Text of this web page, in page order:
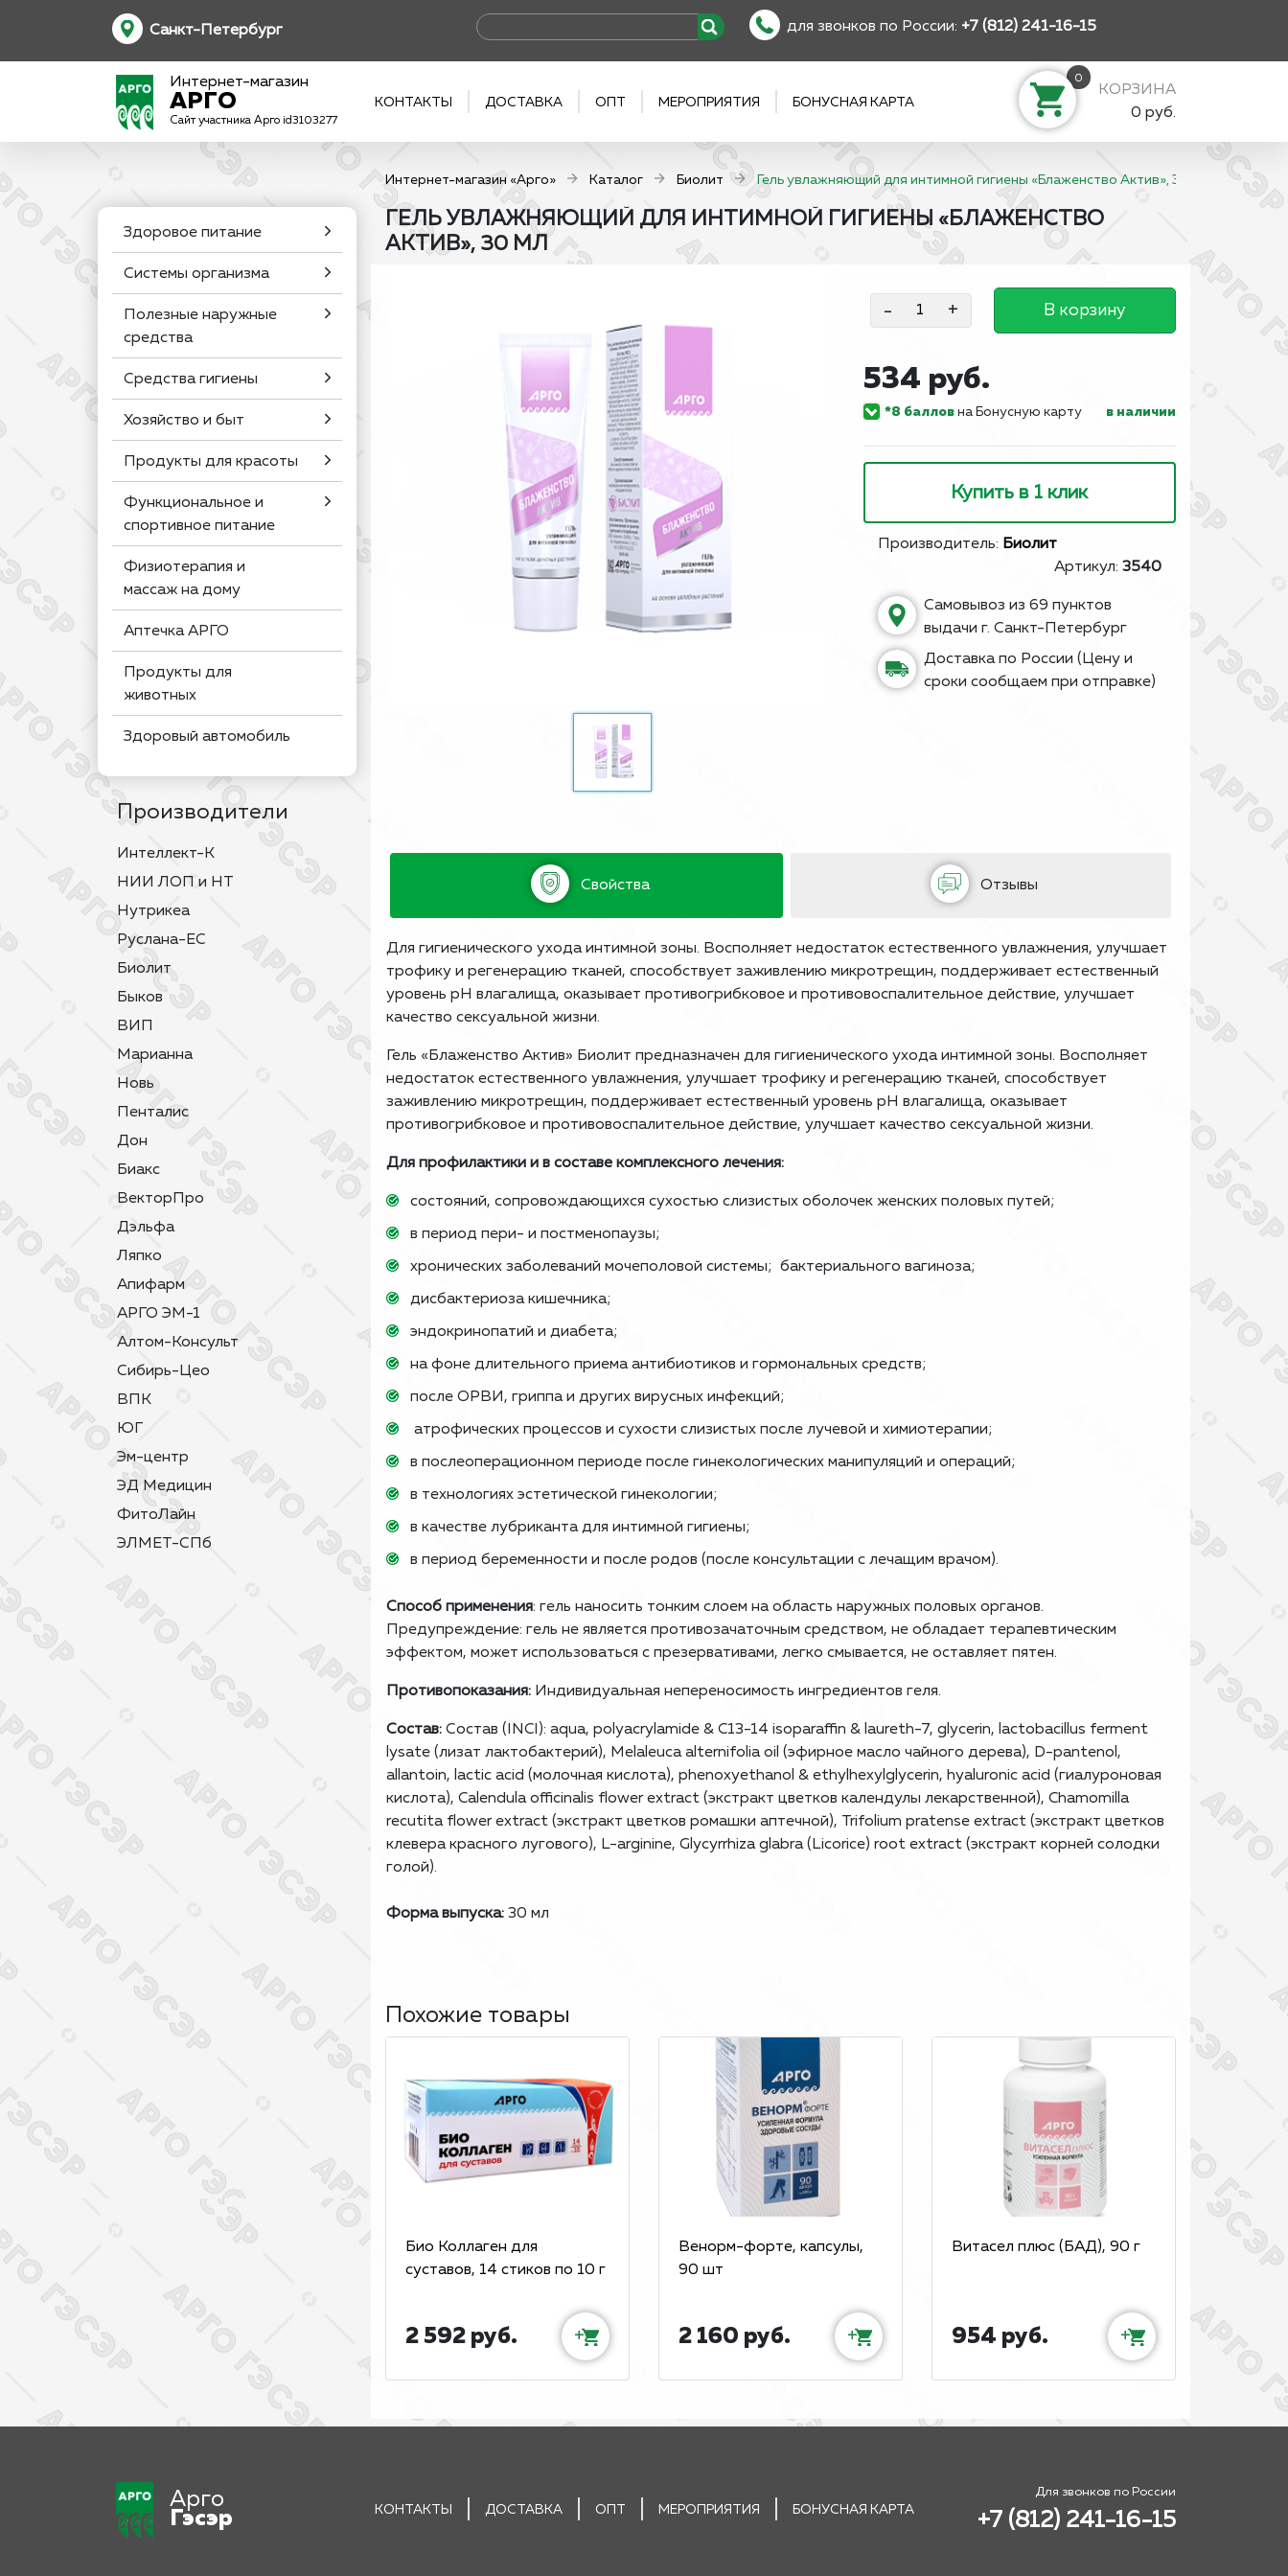
Санкт-Петербург для звонков по России: +7 (812) 241-16-15
Интернет-магазин
АРГО
Сайт участника Арго id3103277
КОНТАКТЫ ДОСТАВКА ОПТ МЕРОПРИЯТИЯ БОНУСНАЯ КАРТА
0
КОРЗИНА
0 руб.
Интернет-магазин «Арго» Каталог Биолит Гель увлажняющий для интимной гигиены «Блаженство Актив», 30 мл
Здоровое питание
Системы организма
Полезные наружные
средства
Средства гигиены
Хозяйство и быт
Продукты для красоты
Функциональное и
спортивное питание
Физиотерапия и
массаж на дому
Аптечка АРГО
Продукты для
животных
Здоровый автомобиль
Производители
Интеллект-К
НИИ ЛОП и НТ
Нутрикеа
Руслана-ЕС
Биолит
Быков
ВИП
Марианна
Новь
Пенталис
Дон
Биакс
ВекторПро
Дэльфа
Ляпко
Апифарм
АРГО ЭМ-1
Алтом-Консульт
Сибирь-Цео
ВПК
ЮГ
Эм-центр
ЭД Медицин
ФитоЛайн
ЭЛМЕТ-СПб
ГЕЛЬ УВЛАЖНЯЮЩИЙ ДЛЯ ИНТИМНОЙ ГИГИЕНЫ «БЛАЖЕНСТВО
АКТИВ», 30 МЛ
- + В корзину
534 руб.
*8 балловна Бонусную карту в наличии
Купить в 1 клик
Производитель: Биолит
Артикул: 3540
Самовывоз из 69 пунктов
выдачи г. Санкт-Петербург
Доставка по России (Цену и
сроки сообщаем при отправке)
Свойства Отзывы
Для гигиенического ухода интимной зоны. Восполняет недостаток естественного увлажнения, улучшает
трофику и регенерацию тканей, способствует заживлению микротрещин, поддерживает естественный
уровень pH влагалища, оказывает противогрибковое и противовоспалительное действие, улучшает
качество сексуальной жизни.
Гель «Блаженство Актив» Биолит предназначен для гигиенического ухода интимной зоны. Восполняет
недостаток естественного увлажнения, улучшает трофику и регенерацию тканей, способствует
заживлению микротрещин, поддерживает естественный уровень pH влагалища, оказывает
противогрибковое и противовоспалительное действие, улучшает качество сексуальной жизни.
Для профилактики и в составе комплексного лечения:
состояний, сопровождающихся сухостью слизистых оболочек женских половых путей;
в период пери- и постменопаузы;
хронических заболеваний мочеполовой системы; бактериального вагиноза;
дисбактериоза кишечника;
эндокринопатий и диабета;
на фоне длительного приема антибиотиков и гормональных средств;
после ОРВИ, гриппа и других вирусных инфекций;
атрофических процессов и сухости слизистых после лучевой и химиотерапии;
в послеоперационном периоде после гинекологических манипуляций и операций;
в технологиях эстетической гинекологии;
в качестве лубриканта для интимной гигиены;
в период беременности и после родов (после консультации с лечащим врачом).
Способ применения: гель наносить тонким слоем на область наружных половых органов.
Предупреждение: гель не является противозачаточным средством, не обладает терапевтическим
эффектом, может использоваться с презервативами, легко смывается, не оставляет пятен.
Противопоказания: Индивидуальная непереносимость ингредиентов геля.
Состав: Состав (INCI): aqua, polyacrylamide & C13-14 isoparaffin & laureth-7, glycerin, lactobacillus ferment
lysate (лизат лактобактерий), Melaleuca alternifolia oil (эфирное масло чайного дерева), D-pantenol,
allantoin, lactic acid (молочная кислота), phenoxyethanol & ethylhexylglycerin, hyaluronic acid (гиалуроновая
кислота), Calendula officinalis flower extract (экстракт цветков календулы лекарственной), Chamomilla
recutita flower extract (экстракт цветков ромашки аптечной), Trifolium pratense extract (экстракт цветков
клевера красного лугового), L-arginine, Glycyrrhiza glabra (Licorice) root extract (экстракт корней солодки
голой).
Форма выпуска: 30 мл
Похожие товары
Био Коллаген для
суставов, 14 стиков по 10 г
2 592 руб. +
Венорм-форте, капсулы,
90 шт
2 160 руб. +
Витасел плюс (БАД), 90 г
954 руб. +
Арго
Гэсэр
КОНТАКТЫ ДОСТАВКА ОПТ МЕРОПРИЯТИЯ БОНУСНАЯ КАРТА
Для звонков по России
+7 (812) 241-16-15